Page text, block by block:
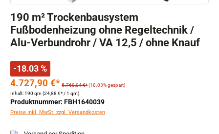
190 m² Trockenbausystem
Fußbodenheizung ohne Regeltechnik /
Alu-Verbundrohr / VA 12,5 / ohne Knauf
-18.03 %
4.727,90 €* 5.768,04 €*(18.03% gespart)
Inhalt:190 qm (24,88 €* / 1 qm)
Produktnummer: FBH1640039
Preise inkl. MwSt. zzgl. Versandkosten